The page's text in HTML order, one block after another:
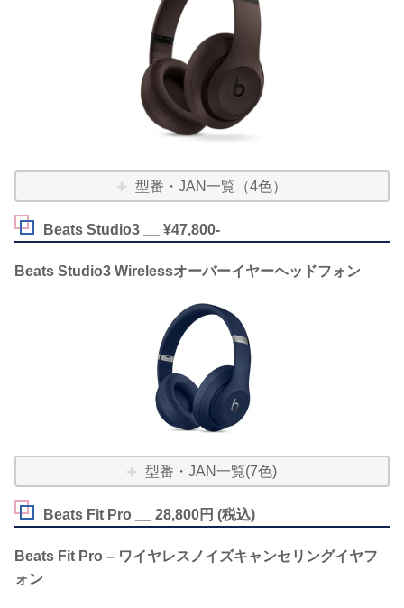
型番・JAN一覧（4色）
Beats Studio3 __ ¥47,800-
Beats Studio3 Wirelessオーバーイヤーヘッドフォン
型番・JAN一覧(7色)
Beats Fit Pro __ 28,800円 (税込)
Beats Fit Pro – ワイヤレスノイズキャンセリングイヤフ
ォン